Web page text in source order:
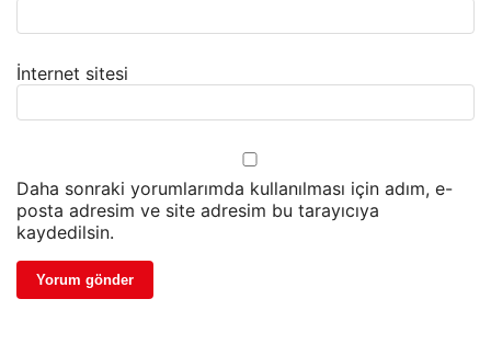
İnternet sitesi
Daha sonraki yorumlarımda kullanılması için adım, e-
posta adresim ve site adresim bu tarayıcıya
kaydedilsin.